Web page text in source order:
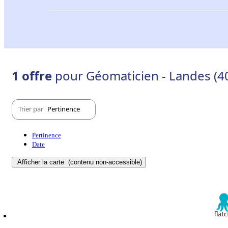
1 offre pour Géomaticien - Landes
Trier par Pertinence
Pertinence
Date
Afficher la carte (contenu non-accessible)